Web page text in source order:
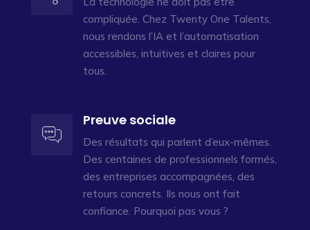
compliquée. Chez Twenty One Talents,
nous rendons l’IA et l’automatisation
accessibles, intuitives et claires pour
tous.
Preuve sociale
Des résultats qui parlent d’eux-mêmes.
Des centaines de professionnels formés,
des entreprises accompagnées, des
retours concrets. Ils nous ont fait
confiance. Pourquoi pas vous ?